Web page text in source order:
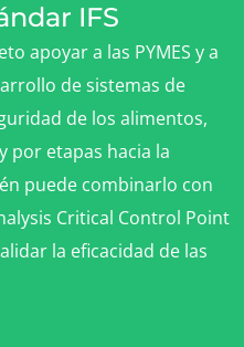
IFS
apoyar a las PYMES y a
de sistemas de
de los alimentos,
por etapas hacia la
puede combinarlo con
Critical Control Point
la eficacidad de las